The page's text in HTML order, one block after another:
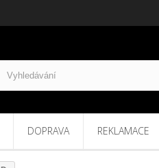
DOPRAVA REKLAMACE